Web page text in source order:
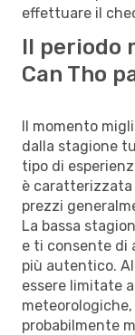
effettuare il
Il periodo
Can Tho
Il momento
dalla stagione
tipo di
è
prezzi
La bassa
e ti consente di
più autentico.
essere limitate
probabilmente